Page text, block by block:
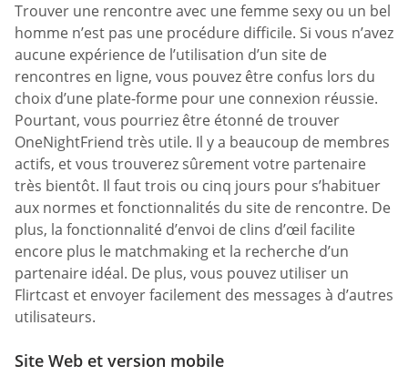
Trouver une rencontre avec une femme sexy ou un bel
homme n’est pas une procédure difficile. Si vous n’avez
aucune expérience de l’utilisation d’un site de
rencontres en ligne, vous pouvez être confus lors du
choix d’une plate-forme pour une connexion réussie.
Pourtant, vous pourriez être étonné de trouver
OneNightFriend très utile. Il y a beaucoup de membres
actifs, et vous trouverez sûrement votre partenaire
très bientôt. Il faut trois ou cinq jours pour s’habituer
aux normes et fonctionnalités du site de rencontre. De
plus, la fonctionnalité d’envoi de clins d’œil facilite
encore plus le matchmaking et la recherche d’un
partenaire idéal. De plus, vous pouvez utiliser un
Flirtcast et envoyer facilement des messages à d’autres
utilisateurs.
Site Web et version mobile